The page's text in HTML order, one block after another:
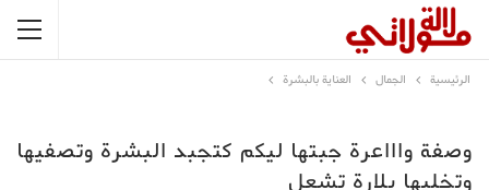
الرئيسية الجمال العناية بالبشرة
وصفة واااعرة جبتها ليكم كتجبد البشرة وتصفيها
وتخليها بلارة تشعل